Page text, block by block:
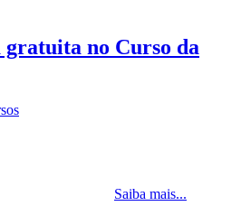
gratuita no Curso da
Saiba mais...